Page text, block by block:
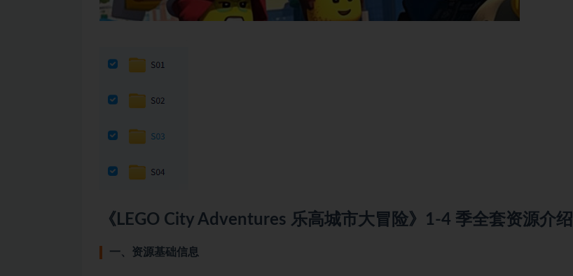
《LEGO City Adventures 乐高城市大冒险》1-4 季全套资源介绍
一、资源基础信息